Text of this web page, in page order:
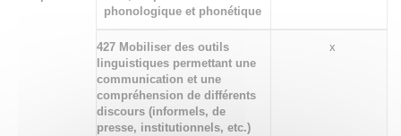
phonologique et phonétique
427 Mobiliser des outils
linguistiques permettant une
communication et une
compréhension de différents
discours (informels, de
presse, institutionnels, etc.)
x